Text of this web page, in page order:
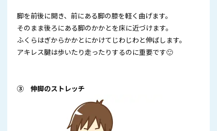
脚を前後に開き、前にある脚の膝を軽く曲げます。
そのまま後ろにある脚のかかとを床に近づけます。
ふくらはぎからかかとにかけてじわじわと伸ばします。
アキレス腱は歩いたり走ったりするのに重要です🙂
③ 伸脚のストレッチ